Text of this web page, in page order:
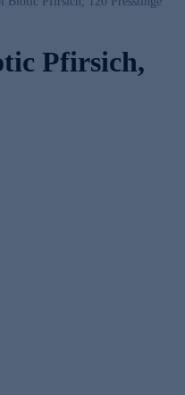
Pfirsich,